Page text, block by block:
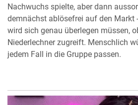
Nachwuchs spielte, aber dann
demnächst ablösefrei auf den Markt
wird sich genau überlegen müssen,
Niederlechner zugreift. Menschlich
jedem Fall in die Gruppe passen.